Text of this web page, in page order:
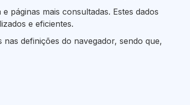
páginas mais consultadas. Estes dados
e eficientes.
definições do navegador, sendo que,